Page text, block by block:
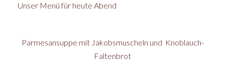
Unser Menü für heute Abend
Parmesansuppe mit Jakobsmuscheln und Knoblauch-
Faltenbrot